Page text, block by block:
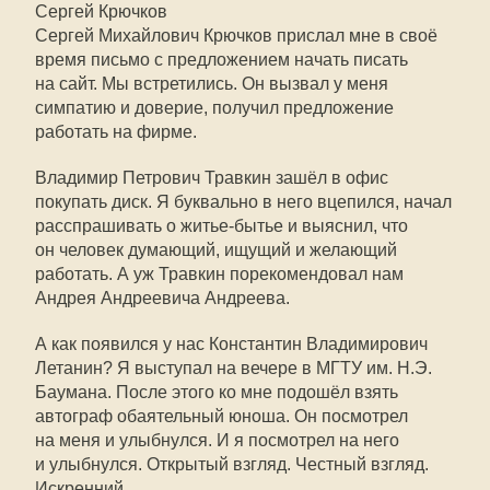
Сергей Крючков
Сергей Михайлович Крючков прислал мне в своё
время письмо с предложением начать писать
на сайт. Мы встретились. Он вызвал у меня
симпатию и доверие, получил предложение
работать на фирме.
Владимир Петрович Травкин зашёл в офис
покупать диск. Я буквально в него вцепился, начал
расспрашивать о житье-бытье и выяснил, что
он человек думающий, ищущий и желающий
работать. А уж Травкин порекомендовал нам
Андрея Андреевича Андреева.
А как появился у нас Константин Владимирович
Летанин? Я выступал на вечере в МГТУ им. Н.Э.
Баумана. После этого ко мне подошёл взять
автограф обаятельный юноша. Он посмотрел
на меня и улыбнулся. И я посмотрел на него
и улыбнулся. Открытый взгляд. Честный взгляд.